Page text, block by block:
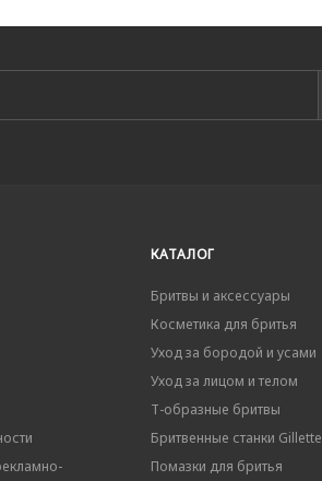
КАТАЛОГ
Бритвы и аксессуары
Косметика для бритья
Уход за бородой и усами
Уход за лицом и телом
Т-образные бритвы
Бритвенные станки Gillette
Помазки для бритья